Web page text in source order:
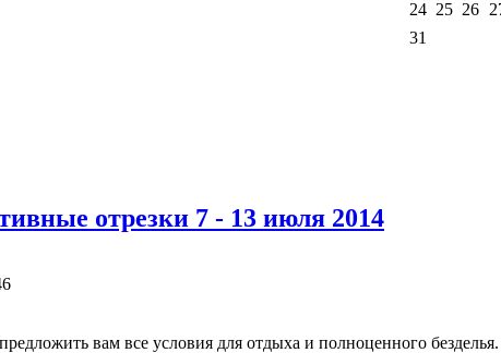
24 25 26
31
отрезки 7 - 13 июля 2014
вам все условия для отдыха и полноценного